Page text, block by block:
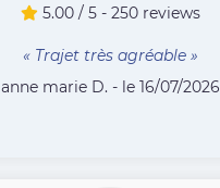
5.00 / 5 - 250 reviews
« Trajet très agréable »
anne marie D. - le 16/07/2026